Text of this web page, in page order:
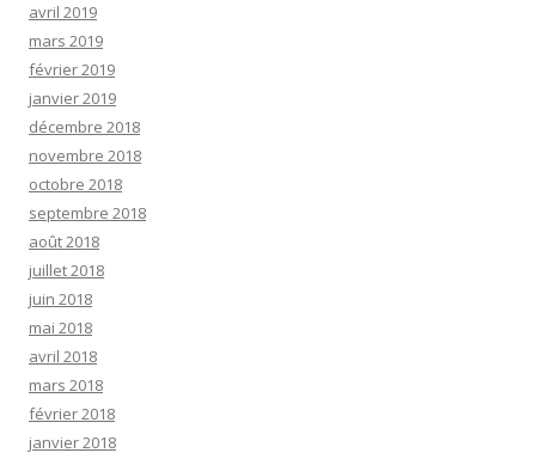
avril 2019
mars 2019
février 2019
janvier 2019
décembre 2018
novembre 2018
octobre 2018
septembre 2018
août 2018
juillet 2018
juin 2018
mai 2018
avril 2018
mars 2018
février 2018
janvier 2018